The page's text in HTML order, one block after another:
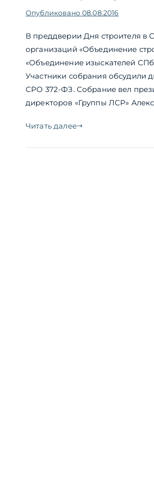
Опубликовано 08.08.2016
В преддверии Дня строителя в
организаций «Объединение
«Объединение изыскателей
Участники собрания обсудили
СРО 372-ФЗ. Собрание вел
директоров «Группы ЛСР»
Читать далее